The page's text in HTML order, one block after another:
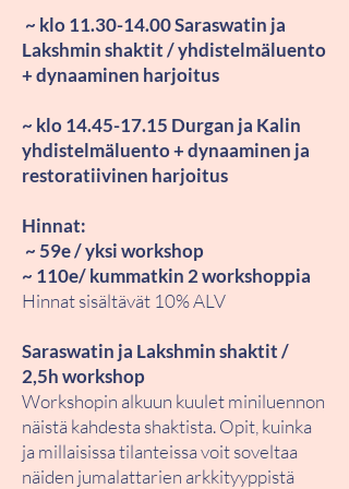
~ klo11.30-14.00Saraswatin ja
Lakshmin shaktit / yhdistelmäluento
+ dynaaminen harjoitus
~ klo14.45-17.15 Durgan ja Kalin
yhdistelmäluento + dynaaminen ja
restoratiivinen harjoitus
Hinnat:
~ 59e / yksi workshop
~ 110e/ kummatkin 2 workshoppia
Hinnat sisältävät 10% ALV
Saraswatin ja Lakshmin shaktit /
2,5h workshop
Workshopin alkuun kuulet miniluennon
näistä kahdesta shaktista. Opit, kuinka
ja millaisissa tilanteissa voit soveltaa
näiden jumalattarien arkkityyppistä